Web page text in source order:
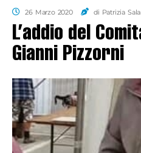
26 Marzo 2020 di Patrizia
L’addio del
Gianni Pizzorni